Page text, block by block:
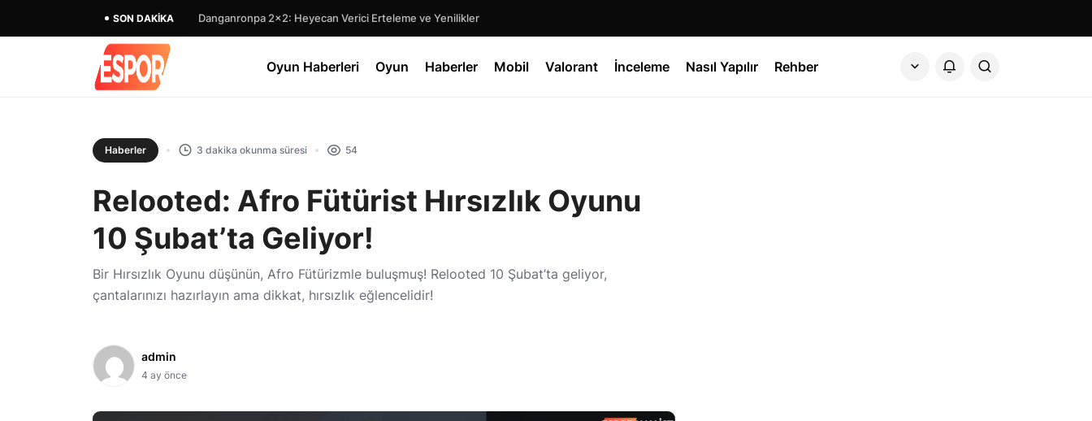
SON DAKIKA Danganronpa 2×2: Heyecan Verici Erteleme ve Yenilikler
Oyun Haberleri Oyun Haberler Mobil Valorant İnceleme Nasıl Yapılır Rehber
Haberler 3 dakika okunma süresi 54
Relooted: Afro Fütürist Hırsızlık Oyunu
10 Şubat’ta Geliyor!
Bir Hırsızlık Oyunu düşünün, Afro Fütürizmle buluşmuş! Relooted 10 Şubat’ta geliyor,
çantalarınızı hazırlayın ama dikkat, hırsızlık eğlencelidir!
admin
4 ay önce